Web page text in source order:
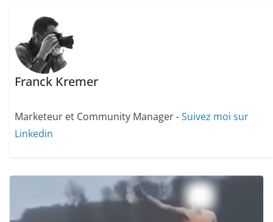
Franck Kremer
Marketeur et Community Manager -Suivez moi sur
Linkedin